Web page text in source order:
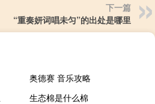
下一篇
“重奏妍词唱未匀”的出处是哪里
奥德赛 音乐攻略
生态棉是什么棉